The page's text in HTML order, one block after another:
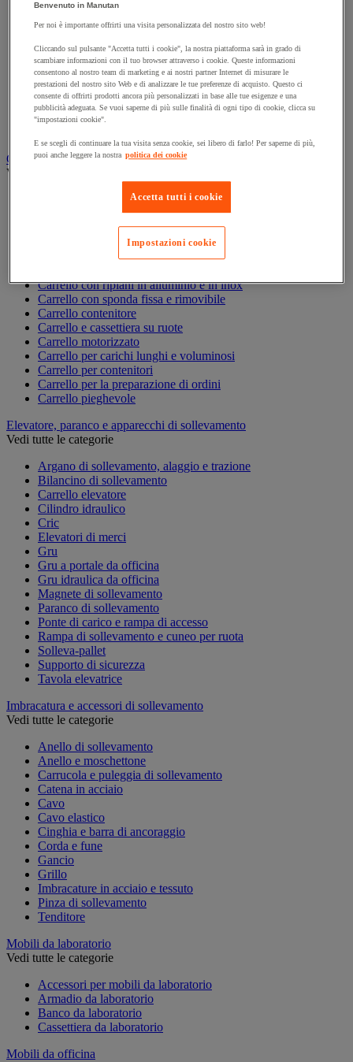
Accessori per carrello
Carrello in acciaio
Carrello in alluminio e in inox
Carrello per carichi alti
Carrello per fusti
Carrello per scale
Carrello pieghevole
Carrello portabombole
Carrello a ripiani e rimorchio industriale
Vedi tutte le categorie
Accessori per carrello
Carrello a livello costante
Carrello a piattaforma
Carrello a rimorchio
Carrello con pareti a griglia
Carrello con ripiani in alluminio e in inox
Carrello con sponda fissa e rimovibile
Carrello contenitore
Carrello e cassettiera su ruote
Carrello motorizzato
Carrello per carichi lunghi e voluminosi
Carrello per contenitori
Carrello per la preparazione di ordini
Carrello pieghevole
Elevatore, paranco e apparecchi di sollevamento
Vedi tutte le categorie
Argano di sollevamento, alaggio e trazione
Bilancino di sollevamento
Carrello elevatore
Cilindro idraulico
Cric
Elevatori di merci
Gru
Gru a portale da officina
Gru idraulica da officina
Magnete di sollevamento
Paranco di sollevamento
Ponte di carico e rampa di accesso
Rampa di sollevamento e cuneo per ruota
Solleva-pallet
Supporto di sicurezza
Tavola elevatrice
Imbracatura e accessori di sollevamento
Vedi tutte le categorie
Anello di sollevamento
Anello e moschettone
Carrucola e puleggia di sollevamento
Catena in acciaio
Cavo
Cavo elastico
Cinghia e barra di ancoraggio
Corda e fune
Gancio
Grillo
Imbracature in acciaio e tessuto
Pinza di sollevamento
Tenditore
Mobili da laboratorio
Vedi tutte le categorie
Accessori per mobili da laboratorio
Armadio da laboratorio
Banco da laboratorio
Cassettiera da laboratorio
Mobili da officina
Benvenuto in Manutan
Per noi è importante offrirti una visita personalizzata del nostro sito web!
Cliccando sul pulsante "Accetta tutti i cookie", la nostra piattaforma sarà in grado di
scambiare informazioni con il tuo browser attraverso i cookie. Queste informazioni
consentono al nostro team di marketing e ai nostri partner Internet di misurare le
prestazioni del nostro sito Web e di analizzare le tue preferenze di acquisto. Questo ci
consente di offrirti prodotti ancora più personalizzati in base alle tue esigenze e una
pubblicità adeguata. Se vuoi saperne di più sulle finalità di ogni tipo di cookie, clicca su
"impostazioni cookie".
E se scegli di continuare la tua visita senza cookie, sei libero di farlo! Per saperne di più,
puoi anche leggere la nostra politica dei cookie
Accetta tutti i cookie
Impostazioni cookie